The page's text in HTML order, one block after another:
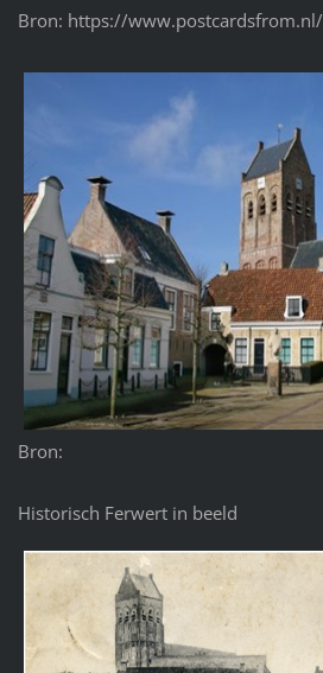
Bron: https://www.postcardsfrom.nl/
Bron:
Historisch Ferwert in beeld